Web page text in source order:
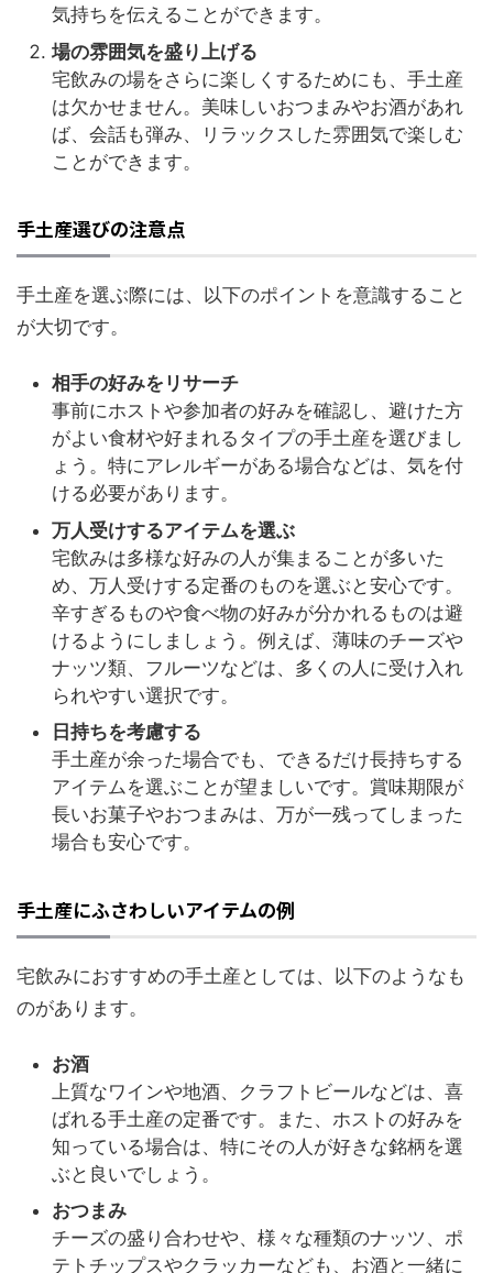
気持ちを伝えることができます。
場の雰囲気を盛り上げる
宅飲みの場をさらに楽しくするためにも、手土産
は欠かせません。美味しいおつまみやお酒があれ
ば、会話も弾み、リラックスした雰囲気で楽しむ
ことができます。
手土産選びの注意点
手土産を選ぶ際には、以下のポイントを意識すること
が大切です。
相手の好みをリサーチ
事前にホストや参加者の好みを確認し、避けた方
がよい食材や好まれるタイプの手土産を選びまし
ょう。特にアレルギーがある場合などは、気を付
ける必要があります。
万人受けするアイテムを選ぶ
宅飲みは多様な好みの人が集まることが多いた
め、万人受けする定番のものを選ぶと安心です。
辛すぎるものや食べ物の好みが分かれるものは避
けるようにしましょう。例えば、薄味のチーズや
ナッツ類、フルーツなどは、多くの人に受け入れ
られやすい選択です。
日持ちを考慮する
手土産が余った場合でも、できるだけ長持ちする
アイテムを選ぶことが望ましいです。賞味期限が
長いお菓子やおつまみは、万が一残ってしまった
場合も安心です。
手土産にふさわしいアイテムの例
宅飲みにおすすめの手土産としては、以下のようなも
のがあります。
お酒
上質なワインや地酒、クラフトビールなどは、喜
ばれる手土産の定番です。また、ホストの好みを
知っている場合は、特にその人が好きな銘柄を選
ぶと良いでしょう。
おつまみ
チーズの盛り合わせや、様々な種類のナッツ、ポ
テトチップスやクラッカーなども、お酒と一緒に